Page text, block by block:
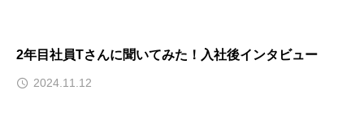
2年目社員Tさんに聞いてみた！入社後インタビュー
2024.11.12